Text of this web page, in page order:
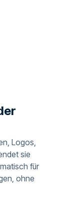
Logos,
sie
für
ohne